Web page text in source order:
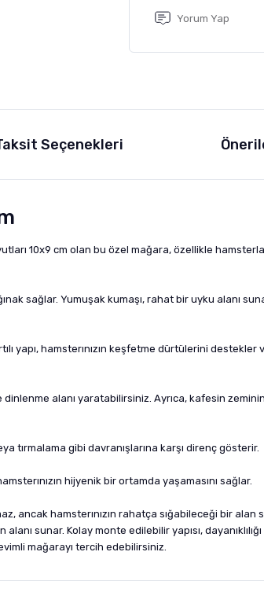
Yorum Yap
Seçenekleri
10x9 cm olan bu özel mağara, özellikle
sağlar. Yumuşak kumaşı, rahat bir uyku alanı
yapı, hamsterınızın keşfetme dürtülerini
alanı yaratabilirsiniz. Ayrıca, kafesin
tırmalama gibi davranışlarına karşı direnç gösterir.
hijyenik bir ortamda yaşamasını sağlar.
ancak hamsterınızın rahatça sığabileceği bir alan
sunar. Kolay monte edilebilir yapısı, dayanıklılığı
mağarayı tercih edebilirsiniz.